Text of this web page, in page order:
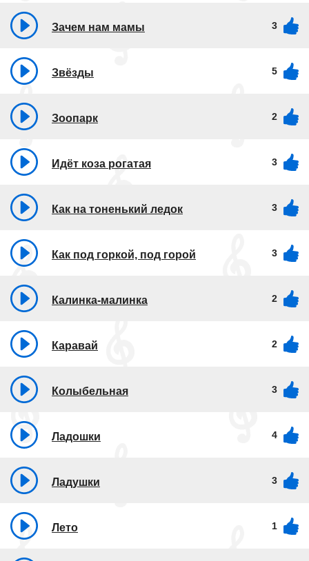
Зачем нам мамы 3
Звёзды 5
Зоопарк 2
Идёт коза рогатая 3
Как на тоненький ледок 3
Как под горкой, под горой 3
Калинка-малинка 2
Каравай 2
Колыбельная 3
Ладошки 4
Ладушки 3
Лето 1